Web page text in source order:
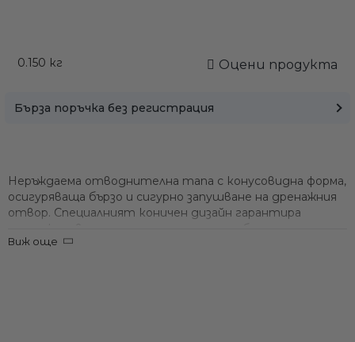
0.150 кг Оцени продукта
Бърза поръчка без регистрация
Неръждаема отводнителна тапа с конусовидна форма,
осигуряваща бързо и сигурно запушване на дренажния
отвор. Специалният коничен дизайн гарантира
Виж още